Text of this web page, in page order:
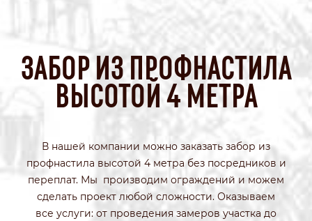
ЗАБОР ИЗ ПРОФНАСТИЛА
ВЫСОТОЙ 4 МЕТРА
В нашей компании можно заказать забор из
профнастила высотой 4 метра без посредников и
переплат. Мы производим ограждений и можем
сделать проект любой сложности. Оказываем
все услуги: от проведения замеров участка до